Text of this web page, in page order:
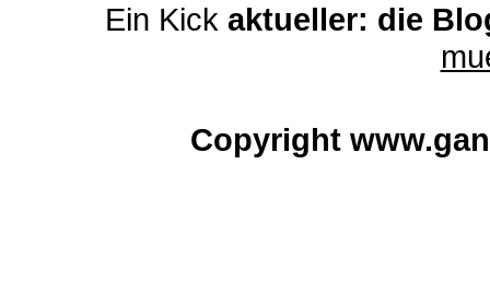
Ein Kick aktueller: die
Copyright